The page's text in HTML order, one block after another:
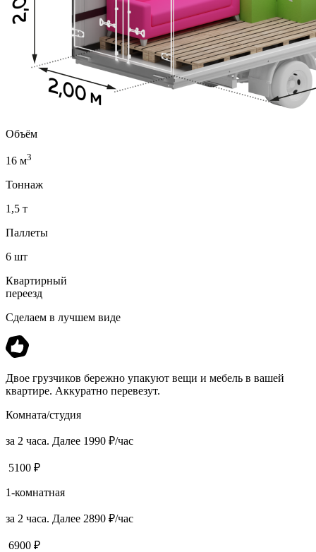
Объём
16 м3
Тоннаж
1,5 т
Паллеты
6 шт
Квартирный
переезд
Сделаем в лучшем виде
Двое грузчиков бережно упакуют вещи и мебель в вашей
квартире. Аккуратно перевезут.
Комната/студия
за 2 часа. Далее 1990 ₽/час
5100 ₽
1-комнатная
за 2 часа. Далее 2890 ₽/час
6900 ₽